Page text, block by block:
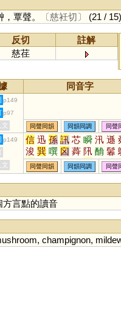
覃聲。 〔慈衽切〕 (21 / 15)
反切
註解
慈荏
同音字
p149
p97
文 同聲同韻 同韻同調 同聲
p149 信 迅 孫 訊 芯 瞬 汛 遜
浚 巽 噀 囟 蕣 阠 酳 鬊
濬 潠 眴 簨 瞚 愻
文 同聲同韻 同韻同調 同聲
方言點的讀音
, champignon,